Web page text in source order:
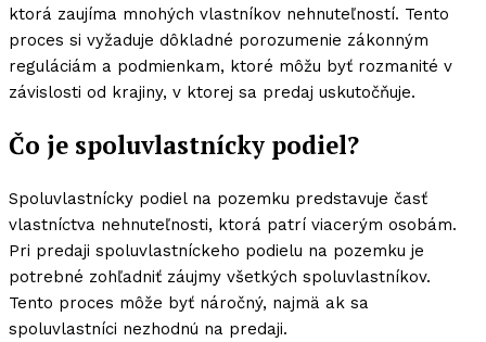
ktorá zaujíma mnohých vlastníkov nehnuteľností. Tento
proces si vyžaduje dôkladné porozumenie zákonným
reguláciám a podmienkam, ktoré môžu byť rozmanité v
závislosti od krajiny, v ktorej sa predaj uskutočňuje.
Čo je spoluvlastnícky podiel?
Spoluvlastnícky podiel na pozemku predstavuje časť
vlastníctva nehnuteľnosti, ktorá patrí viacerým osobám.
Pri predaji spoluvlastníckeho podielu na pozemku je
potrebné zohľadniť záujmy všetkých spoluvlastníkov.
Tento proces môže byť náročný, najmä ak sa
spoluvlastníci nezhodnú na predaji.